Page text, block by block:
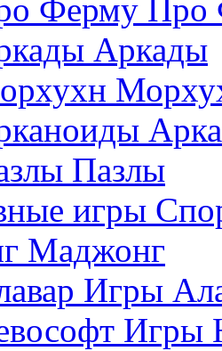
Про
Аркады
Пазлы
Маджонг
Игры
Игры